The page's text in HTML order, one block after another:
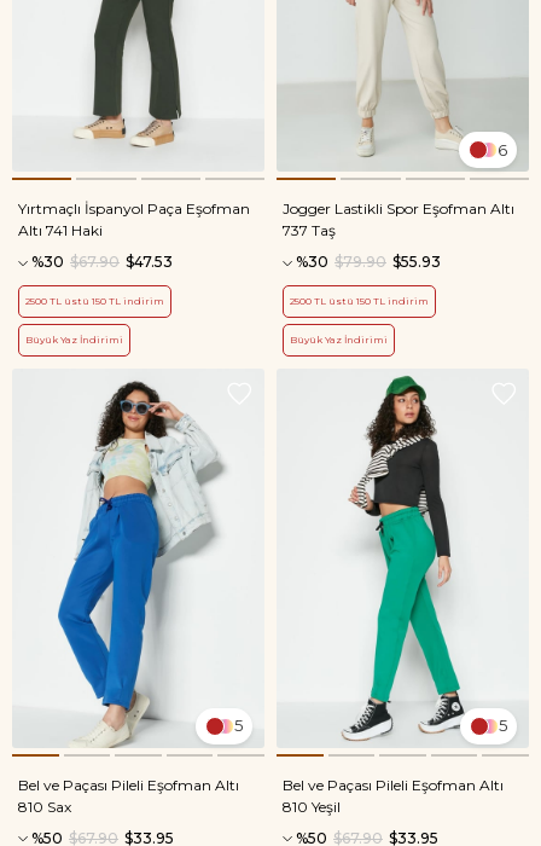
Yırtmaçlı İspanyol Paça Eşofman
Altı 741 Haki
%30
$47.53
$67.90
2500 TL üstü 150 TL indirim
Büyük Yaz İndirimi
6
Jogger Lastikli Spor Eşofman Altı
737 Taş
%30
$55.93
$79.90
2500 TL üstü 150 TL indirim
Büyük Yaz İndirimi
5
Bel ve Paçası Pileli Eşofman Altı
810 Sax
%50
$33.95
$67.90
5
Bel ve Paçası Pileli Eşofman Altı
810 Yeşil
%50
$33.95
$67.90